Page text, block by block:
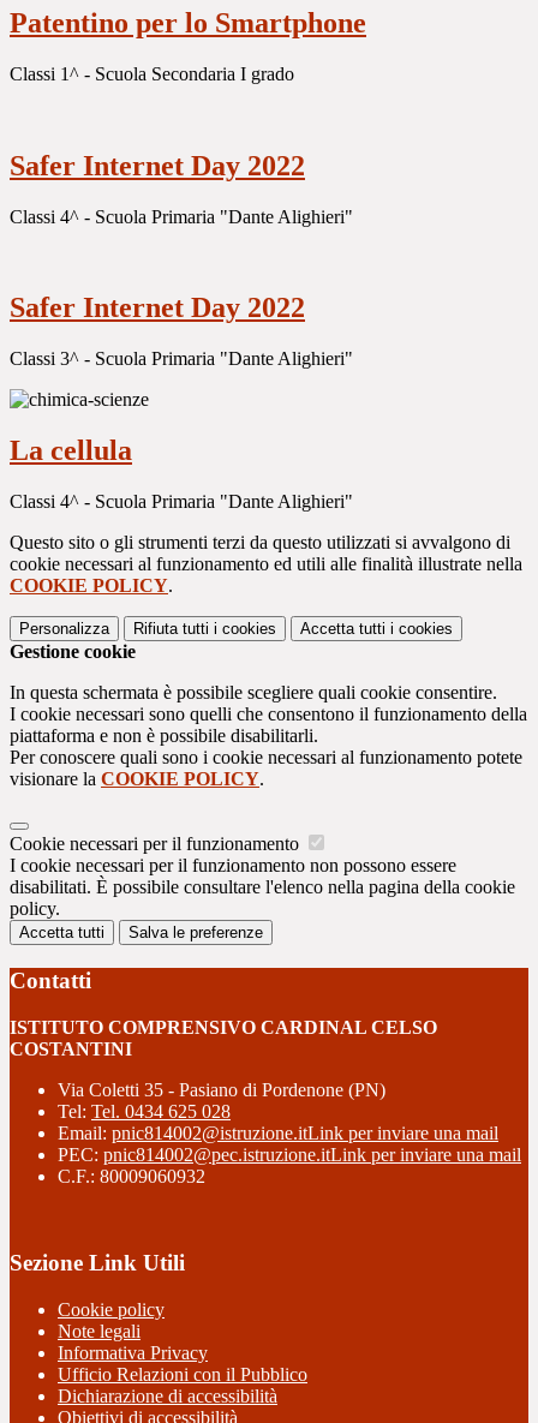
Patentino per lo Smartphone
Classi 1^ - Scuola Secondaria I grado
Safer Internet Day 2022
Classi 4^ - Scuola Primaria "Dante Alighieri"
Safer Internet Day 2022
Classi 3^ - Scuola Primaria "Dante Alighieri"
La cellula
Classi 4^ - Scuola Primaria "Dante Alighieri"
Questo sito o gli strumenti terzi da questo utilizzati si avvalgono di
cookie necessari al funzionamento ed utili alle finalità illustrate nella
COOKIE POLICY.
Personalizza Rifiuta tutti i cookies Accetta tutti i cookies
Gestione cookie
In questa schermata è possibile scegliere quali cookie consentire.
I cookie necessari sono quelli che consentono il funzionamento della
piattaforma e non è possibile disabilitarli.
Per conoscere quali sono i cookie necessari al funzionamento potete
visionare la COOKIE POLICY.
Cookie necessari per il funzionamento
I cookie necessari per il funzionamento non possono essere
disabilitati. È possibile consultare l'elenco nella pagina della cookie
policy.
Accetta tutti Salva le preferenze
Contatti
ISTITUTO COMPRENSIVO CARDINAL CELSO
COSTANTINI
Via Coletti 35 - Pasiano di Pordenone (PN)
Tel: Tel. 0434 625 028
Email: pnic814002@istruzione.itLink per inviare una mail
PEC: pnic814002@pec.istruzione.itLink per inviare una mail
C.F.: 80009060932
Sezione Link Utili
Cookie policy
Note legali
Informativa Privacy
Ufficio Relazioni con il Pubblico
Dichiarazione di accessibilità
Obiettivi di accessibilità